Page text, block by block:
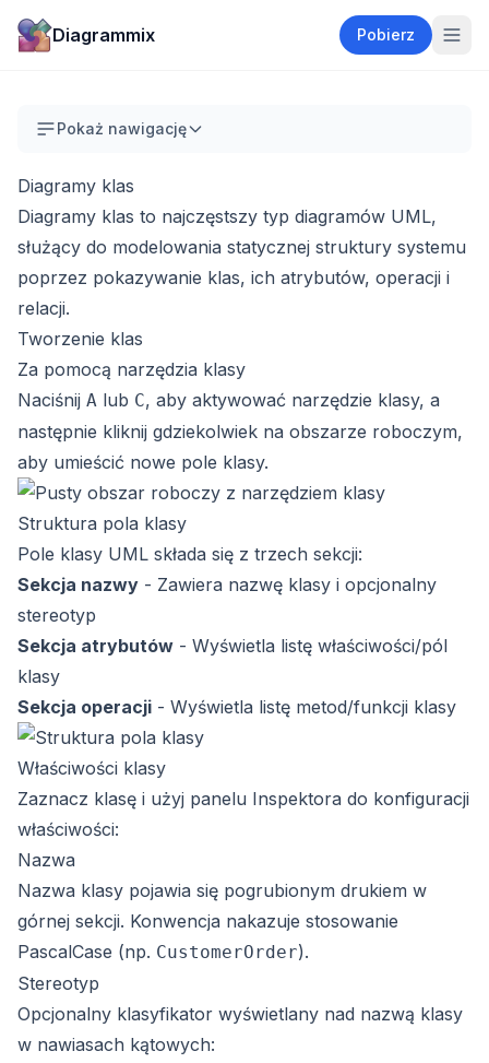
Diagrammix Pobierz
Pokaż nawigację
Diagramy klas
Diagramy klas to najczęstszy typ diagramów UML,
służący do modelowania statycznej struktury systemu
poprzez pokazywanie klas, ich atrybutów, operacji i
relacji.
Tworzenie klas
Za pomocą narzędzia klasy
Naciśnij A lub C, aby aktywować narzędzie klasy, a
następnie kliknij gdziekolwiek na obszarze roboczym,
aby umieścić nowe pole klasy.
Struktura pola klasy
Pole klasy UML składa się z trzech sekcji:
Sekcja nazwy - Zawiera nazwę klasy i opcjonalny
stereotyp
Sekcja atrybutów - Wyświetla listę właściwości/pól
klasy
Sekcja operacji - Wyświetla listę metod/funkcji klasy
Właściwości klasy
Zaznacz klasę i użyj panelu Inspektora do konfiguracji
właściwości:
Nazwa
Nazwa klasy pojawia się pogrubionym drukiem w
górnej sekcji. Konwencja nakazuje stosowanie
PascalCase (np. CustomerOrder).
Stereotyp
Opcjonalny klasyfikator wyświetlany nad nazwą klasy
w nawiasach kątowych: